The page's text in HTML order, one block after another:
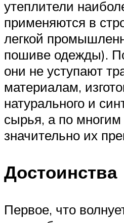
утеплители
применяются в
легкой
пошиве одежды).
они не уступают
материалам,
натурального и
сырья, а по многим
значительно их
Достоинства
Первое, что